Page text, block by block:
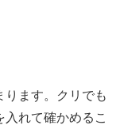
ります。クリでも
れて確かめるこ